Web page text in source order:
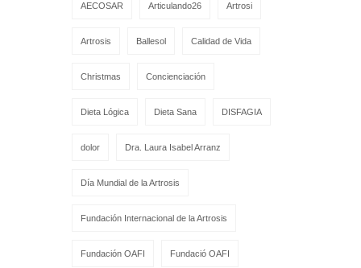
AECOSAR Articulando26 Artrosi
Artrosis Ballesol Calidad de Vida
Christmas Concienciación
Dieta Lógica Dieta Sana DISFAGIA
dolor Dra. Laura Isabel Arranz
Día Mundial de la Artrosis
Fundación Internacional de la Artrosis
Fundación OAFI Fundació OAFI